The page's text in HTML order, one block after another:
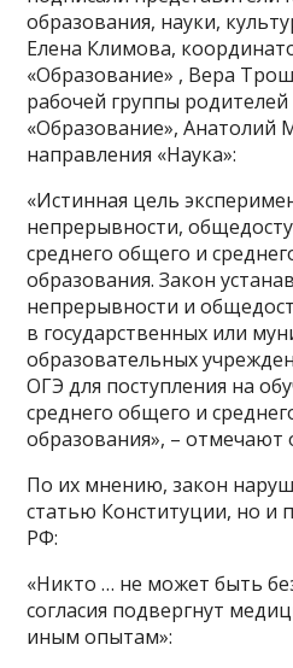
образования, науки,
Елена Климова,
«Образование» , Вера
рабочей группы
«Образование», Анатолий
направления «Наука»:
«Истинная цель
непрерывности,
среднего общего и
образования. Закон
непрерывности и
в государственных или
образовательных
ОГЭ для поступления на
среднего общего и
образования», – отмечают
По их мнению, закон
статью Конституции, но и
РФ:
«Никто … не может быть
согласия подвергнут
иным опытам»: